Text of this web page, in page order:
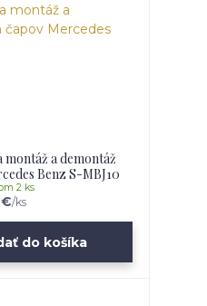
a demontáž
Benz S-MBJ10
€/ks
2 ks
do košíka